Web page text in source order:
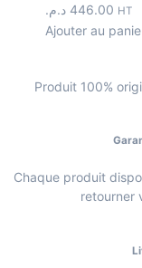
446.00 د.م. HT
Ajouter au
Produit 100%
Chaque produit
retourner